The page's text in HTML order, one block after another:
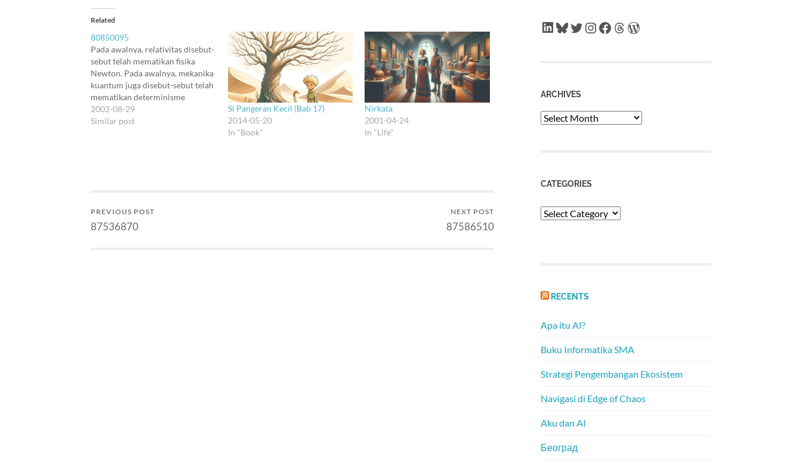
Related
80850095
Pada awalnya, relativitas disebut-
sebut telah mematikan fisika
Newton. Pada awalnya, mekanika
kuantum juga disebut-sebut telah
mematikan determinisme
Laplace. Kali nggak bener. Tapi
soalnya: kenapa abis nama
2002-08-29
Similar post
Si Pangeran Kecil (Bab 17)
2014-05-20
In "Book"
Nirkata
2001-04-24
In "Life"
PREVIOUS POST
87536870
NEXT POST
87586510
LinkedIn
Bluesky
Twitter
Instagram
Facebook
Threads
WordPress
ARCHIVES
Archives
CATEGORIES
Categories
RECENTS
Apa itu AI?
Buku Informatika SMA
Strategi Pengembangan Ekosistem
Navigasi di Edge of Chaos
Aku dan AI
Београд